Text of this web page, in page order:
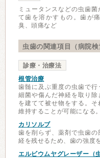
ミュータンスなどの虫歯
て歯を溶かすもの。歯が
臭、頭痛など
虫歯の関連項目（病院検
診療・治療法
根管治療
歯髄に及ぶ重度の虫歯で
細菌や傷んだ神経を取り
を建てて被せ物をする。
維持することが可能になる。
カリソルブ
歯を削らず、薬剤で虫歯
経を残せるため、歯の強度
エルビウムヤグレーザー（